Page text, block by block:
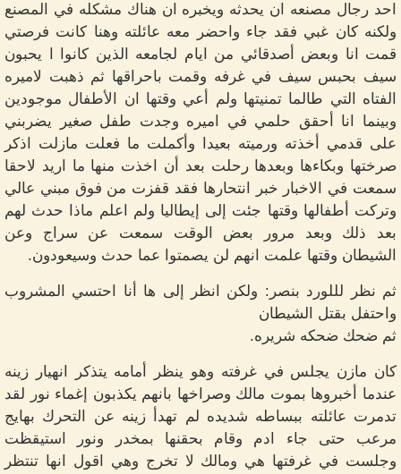
احد رجال مصنعه ان يحدثه ويخبره ان هناك مشكله في المصنع
ولكنه كان غبي فقد جاء واحضر معه عائلته وهنا كانت فرصتي
قمت انا وبعض أصدقائي من ايام لجامعه الذين كانوا ا يحبون
سيف بحبس سيف في غرفه وقمت باحراقها ثم ذهبت لاميره
الفتاه التي طالما تمنيتها ولم أعي وقتها ان الأطفال موجودين
وبينما انا أحقق حلمي في اميره وجدت طفل صغير يضربني
على قدمي أخذته ورميته بعيدا وأكملت ما فعلت مازلت اذكر
صرختها وبكاءها وبعدها رحلت بعد أن اخذت منها ما اريد لاحقا
سمعت في الاخبار خبر انتحارها فقد قفزت من فوق مبني عالي
وتركت أطفالها وقتها جئت إلى إيطاليا ولم اعلم ماذا حدث لهم
بعد ذلك وبعد مرور بعض الوقت سمعت عن سراج وعن
الشيطان وقتها علمت انهم لن يصمتوا عما حدث وسيعودون.
ثم نظر لللورد بنصر: ولكن انظر إلى ها أنا احتسي المشروب
واحتفل بقتل الشيطان
ثم ضحك ضحكه شريره.
كان مازن يجلس في غرفته وهو ينظر أمامه يتذكر انهيار زينه
عندما أخبروها بموت مالك وصراخها بانهم يكذبون إغماء نور لقد
تدمرت عائلته ببساطه شديده لم تهدأ زينه عن التحرك بهايج
مرعب حتى جاء ادم وقام بحقنها بمخدر ونور استيقظت
وجلست في غرفتها هي ومالك لا تخرج وهي اقول انها تنتظر